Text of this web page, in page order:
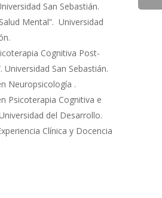
San Sebastián.
Mental”. Universidad
Cognitiva Post-
Universidad San Sebastián.
Neuropsicología .
Psicoterapia Cognitiva e
del Desarrollo.
Clínica y Docencia